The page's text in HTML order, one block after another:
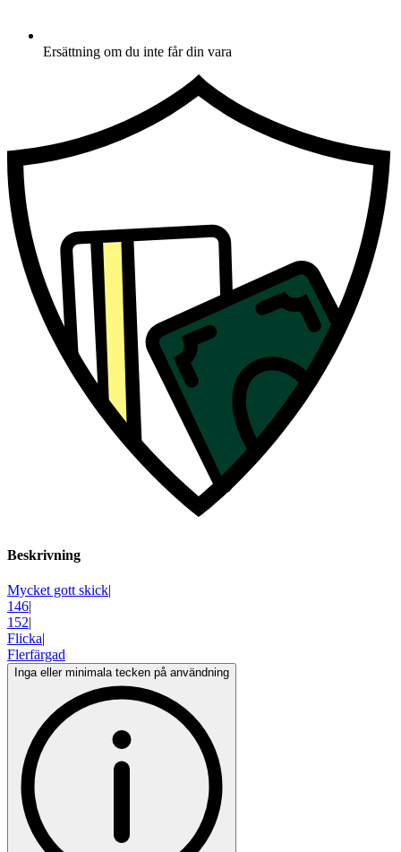
Ersättning om du inte får din vara
Beskrivning
Mycket gott skick|
146|
152|
Flicka|
Flerfärgad
Inga eller minimala tecken på användning